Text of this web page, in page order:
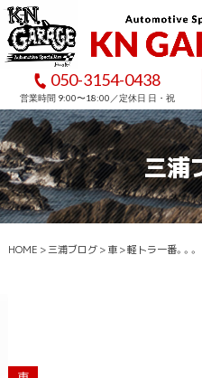
050-3154-0438
営業時間 9:00〜18:00／定休日 日・祝
三浦
HOME >三浦ブログ>車>軽トラ一番。。。